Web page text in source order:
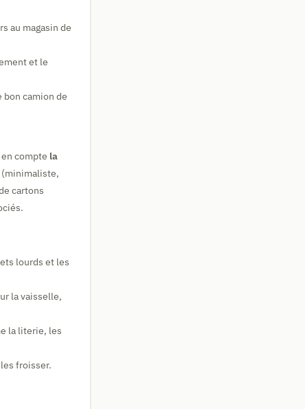
au magasin de
et le
camion de
compte la
(minimaliste,
cartons
lourds et les
la vaisselle,
la literie, les
froisser.